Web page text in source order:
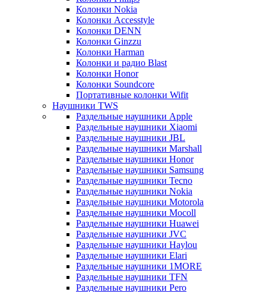
Колонки Nokia
Колонки Accesstyle
Колонки DENN
Колонки Ginzzu
Колонки Harman
Колонки и радио Blast
Колонки Honor
Колонки Soundcore
Портативные колонки Wifit
Наушники TWS
Раздельные наушники Apple
Раздельные наушники Xiaomi
Раздельные наушники JBL
Раздельные наушники Marshall
Раздельные наушники Honor
Раздельные наушники Samsung
Раздельные наушники Tecno
Раздельные наушники Nokia
Раздельные наушники Motorola
Раздельные наушники Mocoll
Раздельные наушники Huawei
Раздельные наушники JVC
Раздельные наушники Haylou
Раздельные наушники Elari
Раздельные наушники 1MORE
Раздельные наушники TFN
Раздельные наушники Pero